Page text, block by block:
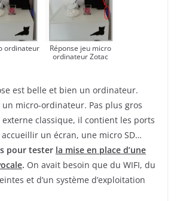
ordinateur
Réponse jeu micro
ordinateur Zotac
est belle et bien un ordinateur.
micro-ordinateur. Pas plus gros
classique, il contient les ports
un écran, une micro SD…
pour tester la mise en place d’une
. On avait besoin que du WIFI, du
et d’un système d’exploitation